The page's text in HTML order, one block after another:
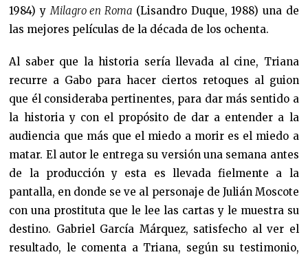
1984) yMilagro en Roma (Lisandro Duque, 1988) una de
las mejores películas de la década de los ochenta.
Al saber que la historia sería llevada al cine, Triana
recurre a Gabo para hacer ciertos retoques al guion
que él consideraba pertinentes, para dar más sentido a
la historia y con el propósito de dar a entender a la
audiencia que más que el miedo a morir es el miedo a
matar. El autor le entrega su versión una semana antes
de la producción y esta es llevada fielmente a la
pantalla, en donde se ve al personaje de Julián Moscote
con una prostituta que le lee las cartas y le muestra su
destino. Gabriel García Márquez, satisfecho al ver el
resultado, le comenta a Triana, según su testimonio,